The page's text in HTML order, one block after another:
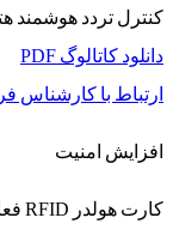
کنترل تردد هوشمند
دانلود کاتالوگ PDF
ارتباط با کارشناس
افزایش امنیت
کارت هولدر RFID فعال ساز انرژی الکتریکی سوئیت